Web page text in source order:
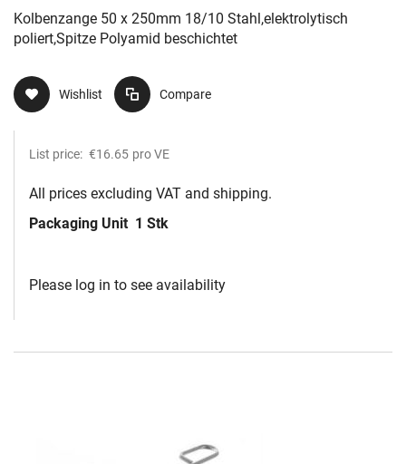
beschichtet
Kolbenzange 50 x 250mm 18/10 Stahl,elektrolytisch
poliert,Spitze Polyamid beschichtet
Wishlist Compare
List price: €16.65 pro VE
All prices excluding VAT and shipping.
Packaging Unit 1 Stk
Please log in to see availability